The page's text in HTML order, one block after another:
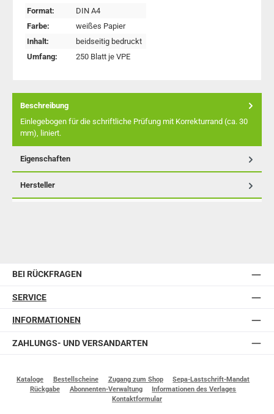
Format:
DIN A4
Farbe:
weißes Papier
Inhalt:
beidseitig bedruckt
Umfang:
250 Blatt je VPE
Beschreibung
Einlegebogen für die schriftliche Prüfung mit Korrekturrand (ca. 30
mm), liniert.
Eigenschaften
Hersteller
BEI RÜCKFRAGEN
SERVICE
INFORMATIONEN
ZAHLUNGS- UND VERSANDARTEN
Kataloge Bestellscheine Zugang zum Shop
Sepa-Lastschrift-Mandat
Rückgabe
Abonnenten-Verwaltung
Informationen des Verlages
Kontaktformular